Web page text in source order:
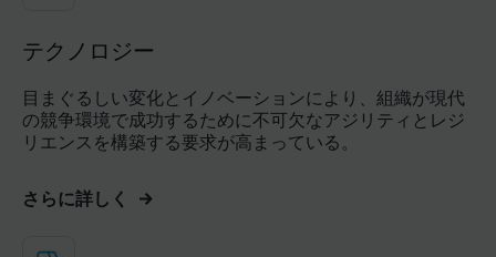
テクノロジー
目まぐるしい変化とイノベーションにより、組織が現代
の競争環境で成功するために不可欠なアジリティとレジ
リエンスを構築する要求が高まっている。
さらに詳しく